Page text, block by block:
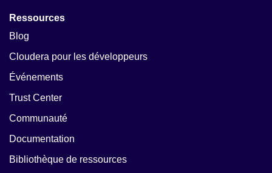
Ressources
Blog
Cloudera pour les développeurs
Événements
Trust Center
Communauté
Documentation
Bibliothèque de ressources